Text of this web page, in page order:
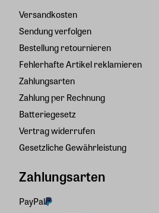
Versandkosten
Sendung verfolgen
Bestellung retournieren
Fehlerhafte Artikel reklamieren
Zahlungsarten
Zahlung per Rechnung
Batteriegesetz
Vertrag widerrufen
Gesetzliche Gewährleistung
Zahlungsarten
PayPal